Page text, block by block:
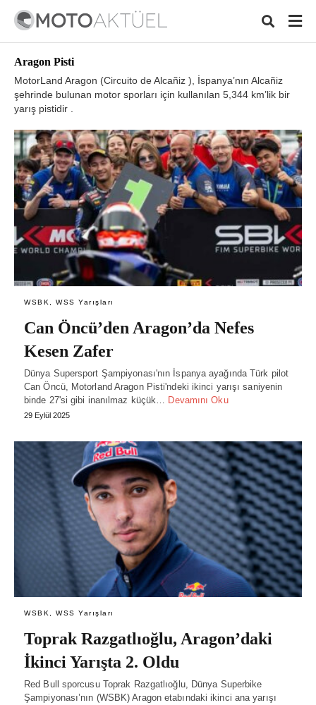
and
hit
Aragon Pisti
MotorLand Aragon (Circuito de Alcañiz ), İspanya’nın Alcañiz
şehrinde bulunan motor sporları için kullanılan 5,344 km’lik bir
yarış pistidir .
WSBK, WSS Yarışları
Can Öncü’den Aragon’da Nefes
Kesen Zafer
Dünya Supersport Şampiyonası'nın İspanya ayağında Türk pilot
Can Öncü, Motorland Aragon Pisti'ndeki ikinci yarışı saniyenin
binde 27'si gibi inanılmaz küçük… Devamını Oku
29 Eylül 2025
WSBK, WSS Yarışları
Toprak Razgatlıoğlu, Aragon’daki
İkinci Yarışta 2. Oldu
Red Bull sporcusu Toprak Razgatlıoğlu, Dünya Superbike
Şampiyonası’nın (WSBK) Aragon etabındaki ikinci ana yarışı